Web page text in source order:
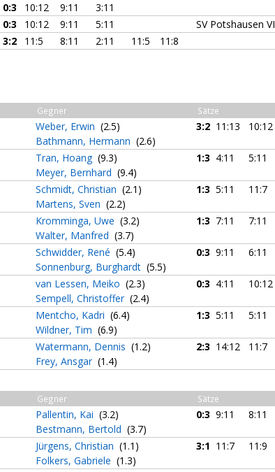
0:3 10:12 9:11
3:11
0:3 10:12 9:11 5:11 SV Potshausen VI
3:2 11:5 8:11 2:11 11:5 11:8
Gegner Sätze
Weber, Erwin (2.5)
Bathmann, Hermann (2.6)
3:2 11:13 10:12
Tran, Hoang (9.3)
Meyer, Bernhard (9.4)
1:3 4:11 5:11
Schmidt, Christian (2.1)
Martens, Sven (2.2)
1:3 5:11 11:7
Kromminga, Uwe (3.2)
Walter, Manfred (3.7)
1:3 7:11 7:11
Schwidder, René (5.4)
Sonnenburg, Burghardt (5.5)
0:3 9:11 6:11
van Lessen, Meiko (2.3)
Sempell, Christoffer (2.4)
0:3 4:11 10:12
Mentcho, Kadri (6.4)
Wildner, Tim (6.9)
1:3 5:11 5:11
Watermann, Dennis (1.2)
Frey, Ansgar (1.4)
2:3 14:12 11:7
Gegner Sätze
Pallentin, Kai (3.2)
Bestmann, Bertold (3.7)
0:3 9:11 8:11
Jürgens, Christian (1.1)
Folkers, Gabriele (1.3)
3:1 11:7 11:9